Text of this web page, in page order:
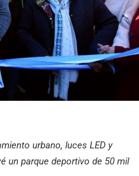
urbano, luces LED y
un parque deportivo de 50 mil